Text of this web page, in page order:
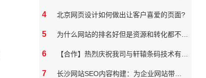
4 北京网页设计如何做出让客户喜爱的页面?
5
6
7